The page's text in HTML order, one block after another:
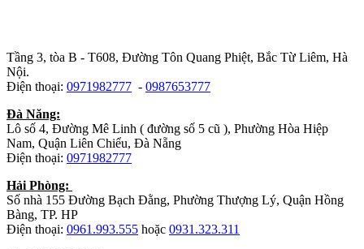
Tầng 3, tòa B - T608, Đường Tôn Quang Phiệt, Bắc Từ Liêm, Hà
Nội.
Điện thoại: 0971982777 - 0987653777
Đà Năng:
Lô số 4, Đường Mê Linh ( đường số 5 cũ ), Phường Hòa Hiệp
Nam, Quận Liên Chiểu, Đà Nẵng
Điện thoại: 0971982777
Hải Phòng:
Số nhà 155 Đường Bạch Đằng, Phường Thượng Lý, Quận Hồng
Bàng, TP. HP
Điện thoại: 0961.993.555 hoặc 0931.323.311